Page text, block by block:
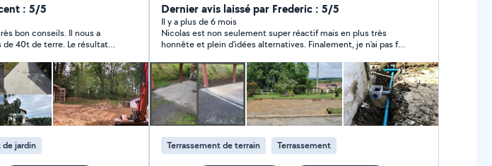
dans notre
demandes de
aménagements
travaux divers n'hésitez
: 5/5
bon conseils. Il nous a
de 40t de terre. Le résultat
de jardin
débroussailler vos parcelles .... - Taille de haies - Petit
terrassement ( piscine , aménagement, fondation....) -
assainissement ( raccordement sur réseau, individuel) -
vrd ( bordure, caniveau, béton désactivé, pose de
stabisateur de gravier, préparation d´enrobé...) - Pose
de gaines Télécom, eau, edf - dalles béton, trottoir
béton. Je suis à votre disposition pour me présenter
votre projet et répondre à vos attentes. COCHER LA
BONNE ACTIVITÉ AFIN QUE JE VOUS PUISSE VOUS
RÉPONDRE À VOS DEMANDE PRIVÉ. Contacter moi
pour un devis.
Dernier avis laissé par Frederic : 5/5
Il y a plus de 6 mois
Nicolas est non seulement super réactif mais en plus très
honnête et plein d'idées alternatives. Finalement, je n'ai pas fait
ses conseils bienveillants j'ai pu résoudre mon problème très
vite. Je le recommande chaudement. S'il vous dit qu'il peut, il
le fera à 100%
Terrassement de terrain Terrassement